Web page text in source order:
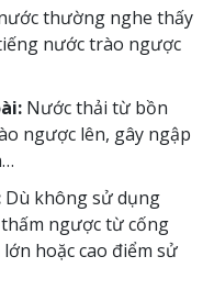
thường nghe thấy
nước trào ngược
Nước thải từ bồn
ngược lên, gây ngập
Dù không sử dụng
ngược từ cống
hoặc cao điểm sử